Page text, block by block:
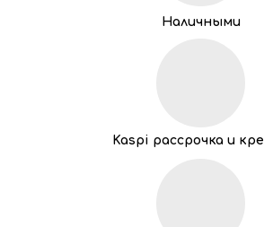
Наличными
Kaspi рассрочка и